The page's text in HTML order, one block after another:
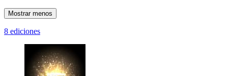
Mostrar menos
8 ediciones